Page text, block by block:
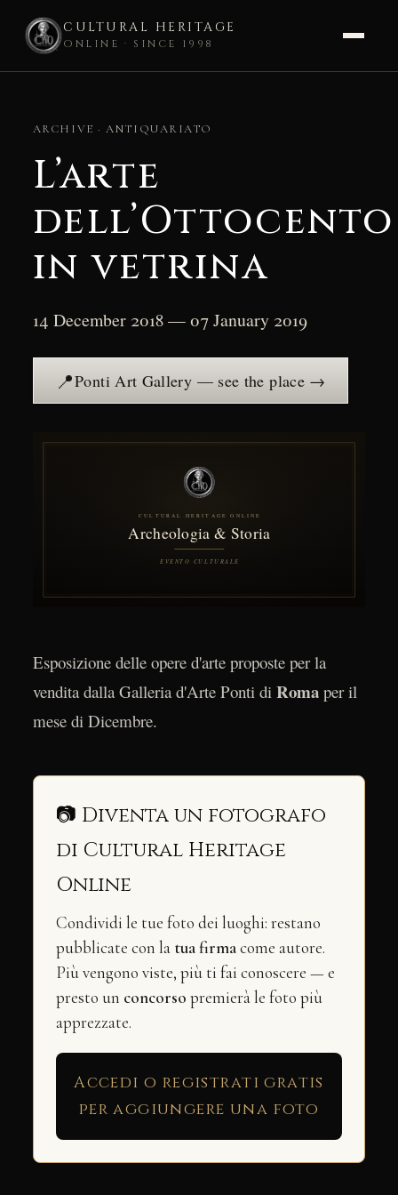
CULTURAL HERITAGE
ONLINE · SINCE 1998
contentARCHIVE · ANTIQUARIATO
L’arte
dell’Ottocento
in vetrina
14 December 2018 — 07 January 2019
📍Ponti Art Gallery — see the place →
Esposizione delle opere d'arte proposte per la
vendita dalla Galleria d'Arte Ponti di Romaper il
mese di Dicembre.
📷 Diventa un fotografo
di Cultural Heritage
Online
Condividi le tue foto dei luoghi: restano
pubblicate con la tua firmacome autore.
Più vengono viste, più ti fai conoscere — e
presto un concorso premierà le foto più
apprezzate.
Accedi o registrati gratis
per aggiungere una foto